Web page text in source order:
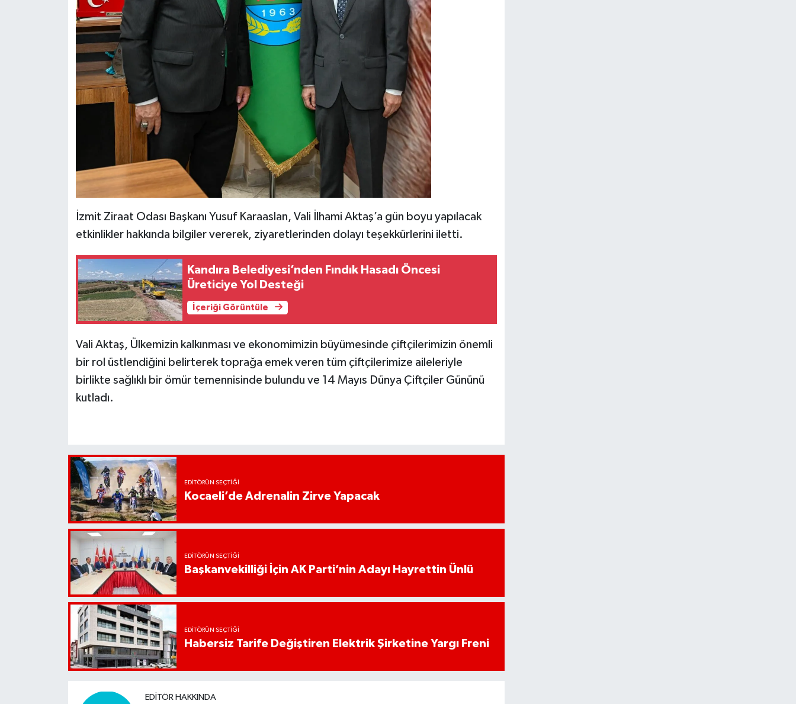
İzmit Ziraat Odası Başkanı Yusuf Karaaslan, Vali İlhami Aktaş’a gün boyu yapılacak
etkinlikler hakkında bilgiler vererek, ziyaretlerinden dolayı teşekkürlerini iletti.
Kandıra Belediyesi’nden Fındık Hasadı Öncesi
Üreticiye Yol Desteği
İçeriği Görüntüle
Vali Aktaş, Ülkemizin kalkınması ve ekonomimizin büyümesinde çiftçilerimizin önemli
bir rol üstlendiğini belirterek toprağa emek veren tüm çiftçilerimize aileleriyle
birlikte sağlıklı bir ömür temennisinde bulundu ve 14 Mayıs Dünya Çiftçiler Gününü
kutladı.
EDITÖRÜN SEÇTIĞI
Kocaeli’de Adrenalin Zirve Yapacak
EDITÖRÜN SEÇTIĞI
Başkanvekilliği İçin AK Parti’nin Adayı Hayrettin Ünlü
EDITÖRÜN SEÇTIĞI
Habersiz Tarife Değiştiren Elektrik Şirketine Yargı Freni
EDITÖR HAKKINDA